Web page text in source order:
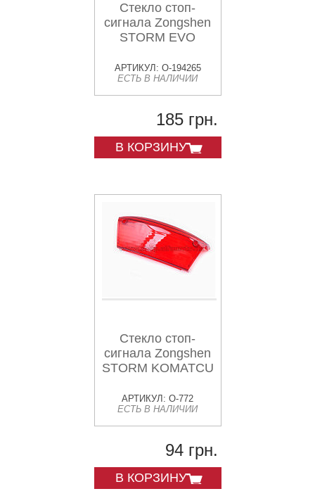
Стекло стоп-
сигнала Zongshen
STORM EVO
АРТИКУЛ: O-194265
ЕСТЬ В НАЛИЧИИ
185 грн.
В КОРЗИНУ
Стекло стоп-
сигнала Zongshen
STORM KOMATCU
АРТИКУЛ: O-772
ЕСТЬ В НАЛИЧИИ
94 грн.
В КОРЗИНУ